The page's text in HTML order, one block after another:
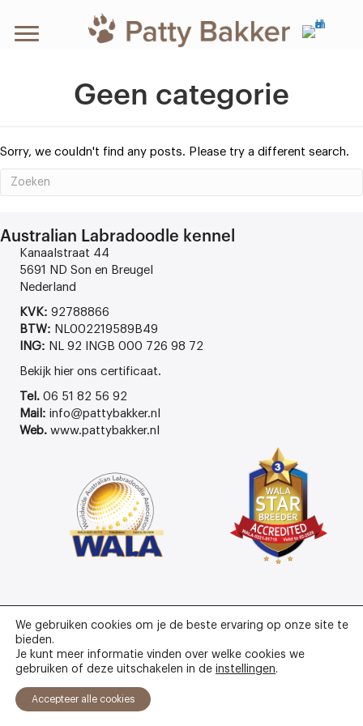
Geen categorie
Sorry, we couldn't find any posts. Please try a different search.
Australian Labradoodle kennel
Kanaalstraat 44
5691 ND Son en Breugel
Nederland
KVK: 92788866
BTW: NL002219589B49
ING: NL 92 INGB 000 726 98 72
Bekijk hier ons certificaat.
Tel. 06 51 82 56 92
Mail: info@pattybakker.nl
Web. www.pattybakker.nl
We gebruiken cookies om je de beste ervaring op onze site te
bieden.
Je kunt meer informatie vinden over welke cookies we
gebruiken of deze uitschakelen in de instellingen.
Accepteer alle cookies